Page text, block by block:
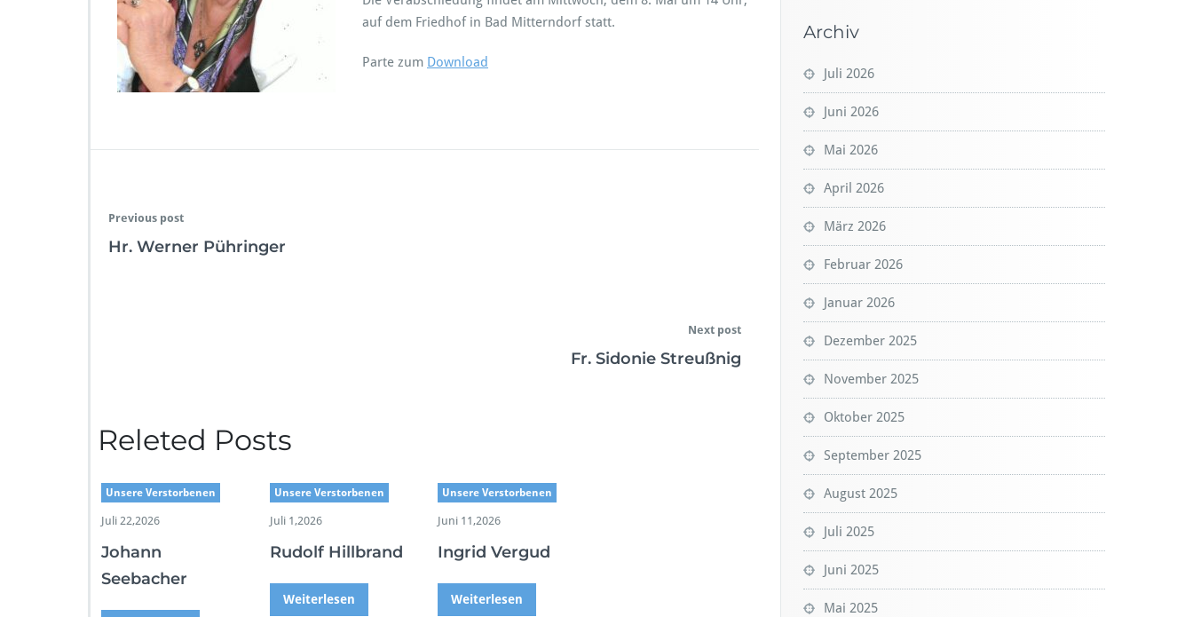
auf dem Friedhof in Bad Mitterndorf statt.
Parte zum Download
Previous post
Hr. Werner Pühringer
Next post
Fr. Sidonie Streußnig
Releted Posts
Unsere Verstorbenen
Juli 22,2026
Johann
Seebacher
Unsere Verstorbenen
Juli 1,2026
Rudolf Hillbrand
Weiterlesen
Unsere Verstorbenen
Juni 11,2026
Ingrid Vergud
Weiterlesen
Archiv
Juli 2026
Juni 2026
Mai 2026
April 2026
März 2026
Februar 2026
Januar 2026
Dezember 2025
November 2025
Oktober 2025
September 2025
August 2025
Juli 2025
Juni 2025
Mai 2025